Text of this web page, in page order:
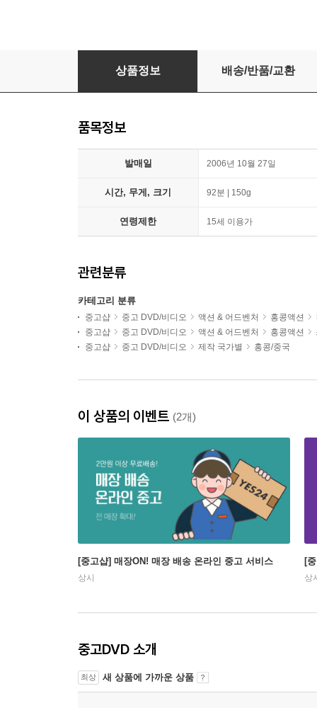
삼덕화상과 용미육 (중원호객) [dts] - 홍콩 컨
상품정보 배송/반품/교환
품목정보
발매일 2006년 10월 27일
시간, 무게, 크기 92분 | 150g
연령제한 15세 이용가
관련분류
카테고리 분류
중고샵 중고 DVD/비디오 액션 & 어드벤처 홍콩액션
중고샵
중고 DVD/비디오 액션 & 어드벤처 홍콩액션
중고샵
중고 DVD/비디오 제작 국가별 홍콩/중국
이 상품의 이벤트 (2개)
[중고샵] 매장ON! 매장 배송 온라인 중고 서비스
상시
[
상
중고DVD 소개
최상 새 상품에 가까운 상품